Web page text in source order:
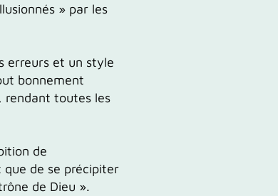
» par les
erreurs et un style
bonnement
rendant toutes les
de
de se précipiter
de Dieu ».